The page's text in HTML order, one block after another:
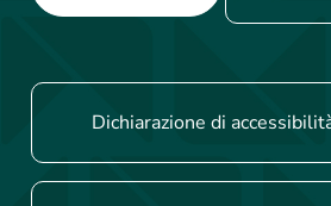
Dichiarazione di